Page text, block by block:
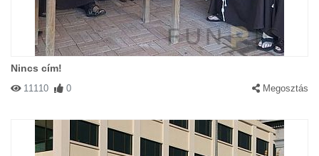
Nincs cím!
11110 0 Megosztás